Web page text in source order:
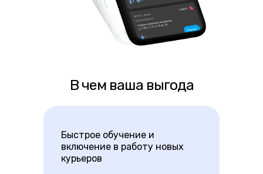
В чем ваша выгода
Быстрое обучение и
включение в работу новых
курьеров